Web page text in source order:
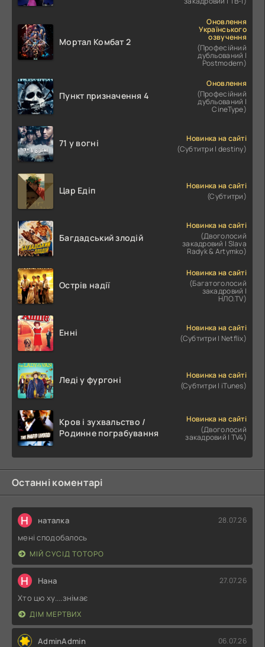
Мортал Комбат 2
Оновлення
Українського
озвучення
(Професійний
дубльований |
Postmodern)
Пункт призначення 4
Оновлення
(Професійний
дубльований |
CineType)
71 у вогні
Новинка на сайті
(Субтитри | destiny)
Цар Едіп
Новинка на сайті
(Субтитри)
Багдадський злодій
Новинка на сайті
(Двоголосий
закадровий | Slava
Radyk & Artymko)
Острів надії
Новинка на сайті
(Багатоголосий
закадровий |
НЛО.TV)
Енні
Новинка на сайті
(Субтитри | Netflix)
Леді у фургоні
Новинка на сайті
(Субтитри | iTunes)
Кров і зухвальство /
Родинне пограбування
Новинка на сайті
(Двоголосий
закадровий | TV4)
Останні коментарі
Н наталка 28.07.26
мені сподобалось
МІЙ СУСІД ТОТОРО
Н Нана 27.07.26
Хто цю ху....знімає
ДІМ МЕРТВИХ
AdminAdmin 06.07.26